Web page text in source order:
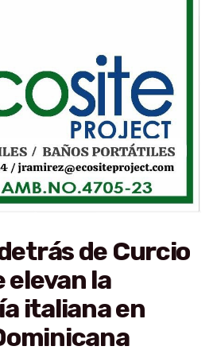
de Curcio
elevan la
italiana en